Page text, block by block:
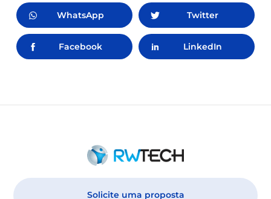
WhatsApp Twitter
Facebook LinkedIn
Solicite uma proposta